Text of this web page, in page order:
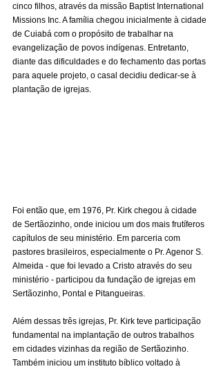
cinco filhos, através da missão Baptist International
Missions Inc. A família chegou inicialmente à cidade
de Cuiabá com o propósito de trabalhar na
evangelização de povos indígenas. Entretanto,
diante das dificuldades e do fechamento das portas
para aquele projeto, o casal decidiu dedicar-se à
plantação de igrejas.
Foi então que, em 1976, Pr. Kirk chegou à cidade
de Sertãozinho, onde iniciou um dos mais frutíferos
capítulos de seu ministério. Em parceria com
pastores brasileiros, especialmente o Pr. Agenor S.
Almeida - que foi levado a Cristo através do seu
ministério - participou da fundação de igrejas em
Sertãozinho, Pontal e Pitangueiras.
Além dessas três igrejas, Pr. Kirk teve participação
fundamental na implantação de outros trabalhos
em cidades vizinhas da região de Sertãozinho.
Também iniciou um instituto bíblico voltado à